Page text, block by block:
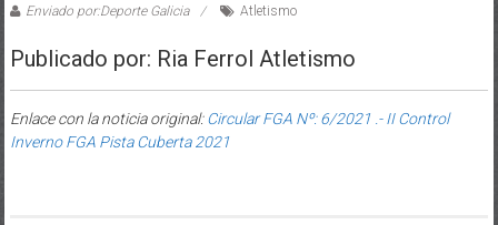
Enviado por:Deporte Galicia Atletismo
Publicado por: Ria Ferrol Atletismo
Enlace con la noticia original:Circular FGA Nº: 6/2021 .- II Control
Inverno FGA Pista Cuberta 2021